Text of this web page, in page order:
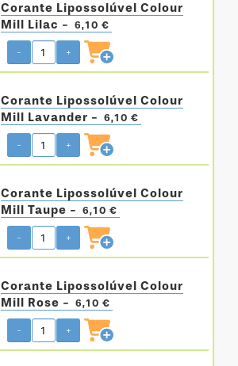
Corante Lipossolúvel Colour
Mill Lilac -
6,10 €
- +
Corante Lipossolúvel Colour
Mill Lavander -
6,10 €
- +
Corante Lipossolúvel Colour
Mill Taupe -
6,10 €
- +
Corante Lipossolúvel Colour
Mill Rose -
6,10 €
- +